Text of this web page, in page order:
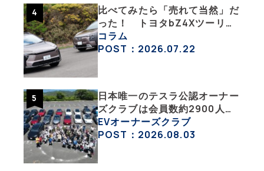
比べてみたら「売れて当然」だ
った！ トヨタbZ4Xツーリン
グ＆スバル・トレイルシーカー
が販売絶好調なワケ
コラム
POST：2026.07.22
日本唯一のテスラ公認オーナー
ズクラブは会員数約2900人の
一般社団法人〈テスラオーナー
ズクラブジャパン（TOCJ）〉
EVオーナーズクラブ
POST：2026.08.03